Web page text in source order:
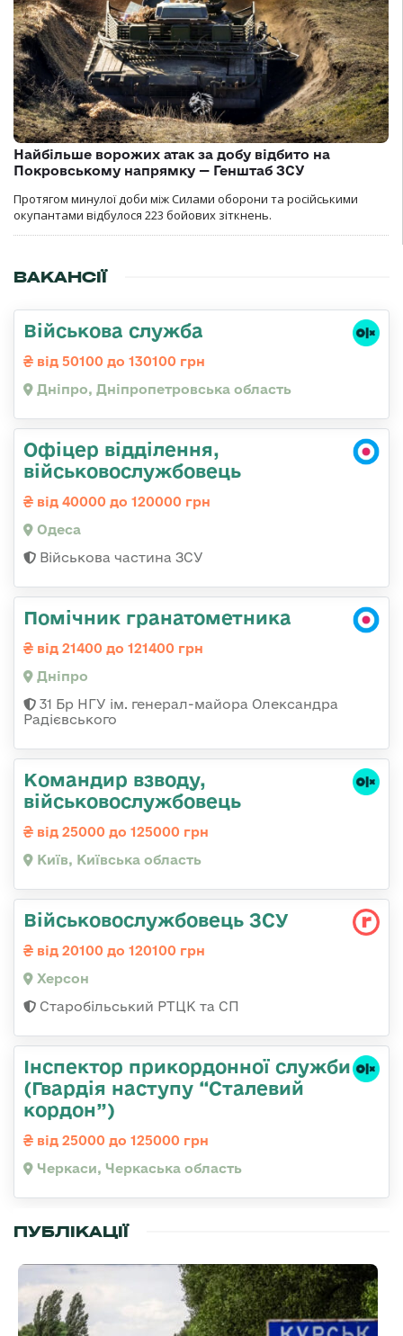
Найбільше ворожих атак за добу відбито на
Покровському напрямку — Генштаб ЗСУ
Протягом минулої доби між Силами оборони та російськими
окупантами відбулося 223 бойових зіткнень.
ВАКАНСІЇ
Військова служба
від 50100 до 130100 грн
Дніпро, Дніпропетровська область
Офіцер відділення,
військовослужбовець
від 40000 до 120000 грн
Одеса
Військова частина ЗСУ
Помічник гранатометника
від 21400 до 121400 грн
Дніпро
31 Бр НГУ ім. генерал-майора Олександра
Радієвського
Командир взводу,
військовослужбовець
від 25000 до 125000 грн
Київ, Київська область
Військовослужбовець ЗСУ
від 20100 до 120100 грн
Херсон
Старобільський РТЦК та СП
Інспектор прикордонної служби
(Гвардія наступу “Сталевий
кордон”)
від 25000 до 125000 грн
Черкаси, Черкаська область
ПУБЛІКАЦІЇ